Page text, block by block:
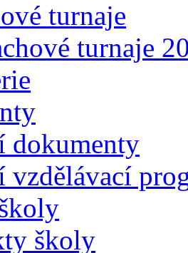
turnaje
turnaje
dokumenty
vzdělávací
školy